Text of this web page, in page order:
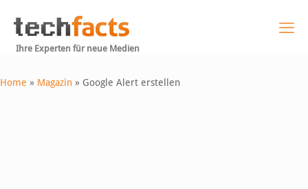
Ihre Experten für neue Medien
Home » Magazin » Google Alert erstellen